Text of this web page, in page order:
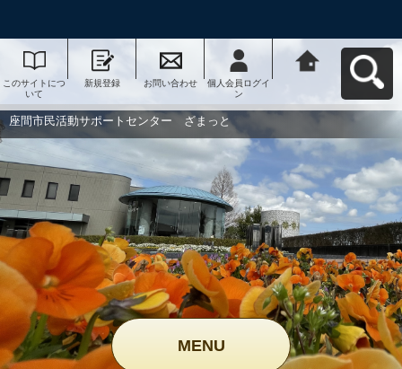
このサイトにつ
いて
新規登録 お問い合わせ
個人会員ログイ
ン
ー ざまっとへ
座間市民活動サポートセンター ざまっと
MENU